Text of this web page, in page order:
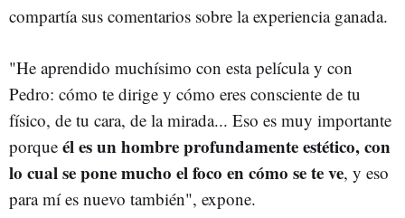
compartía sus comentarios sobre la experiencia ganada.
"He aprendido muchísimo con esta película y con
Pedro: cómo te dirige y cómo eres consciente de tu
físico, de tu cara, de la mirada... Eso es muy importante
porque él es un hombre profundamente estético, con
lo cual se pone mucho el foco en cómo se te ve, y eso
para mí es nuevo también", expone.